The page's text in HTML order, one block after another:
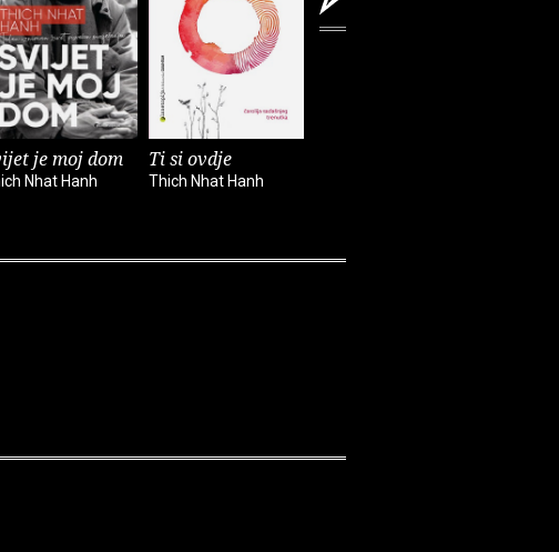
je moj dom
Nhat Hanh
Ti si ovdje
Thich Nhat Hanh